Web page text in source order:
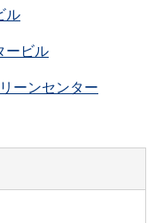
ル
ービル
ーンセンター